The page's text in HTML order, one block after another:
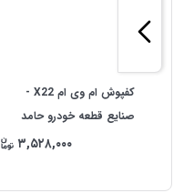
کفپوش ام وی ام X22 -
صنایع قطعه خودرو حامد
۳,۵۲۸,۰۰۰